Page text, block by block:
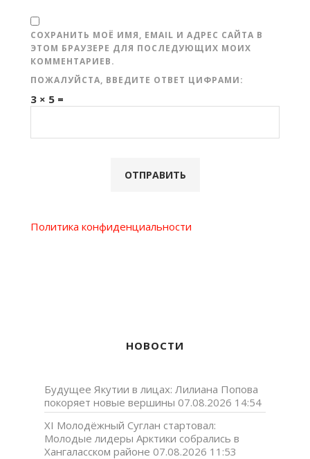
СОХРАНИТЬ МОЁ ИМЯ, EMAIL И АДРЕС САЙТА В
ЭТОМ БРАУЗЕРЕ ДЛЯ ПОСЛЕДУЮЩИХ МОИХ
КОММЕНТАРИЕВ.
ПОЖАЛУЙСТА, ВВЕДИТЕ ОТВЕТ ЦИФРАМИ:
3 × 5 =
Политика конфиденциальности
НОВОСТИ
Будущее Якутии в лицах: Лилиана Попова
покоряет новые вершины 07.08.2026 14:54
XI Молодёжный Суглан стартовал:
Молодые лидеры Арктики собрались в
Хангаласском районе 07.08.2026 11:53